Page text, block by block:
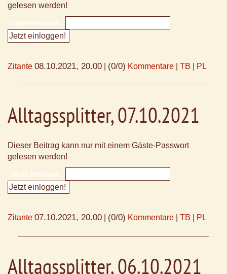
gelesen werden!
Gäste-Passwort:
Zitante 08.10.2021, 20.00 (0/0) Kommentare TB PL
Alltagssplitter, 07.10.2021
Dieser Beitrag kann nur mit einem Gäste-Passwort
gelesen werden!
Gäste-Passwort:
Zitante 07.10.2021, 20.00 (0/0) Kommentare TB PL
Alltagssplitter, 06.10.2021